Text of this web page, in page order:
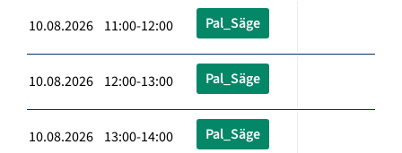
10.08.2026 11:00-12:00 Pal_Säge
10.08.2026 12:00-13:00 Pal_Säge
10.08.2026 13:00-14:00 Pal_Säge